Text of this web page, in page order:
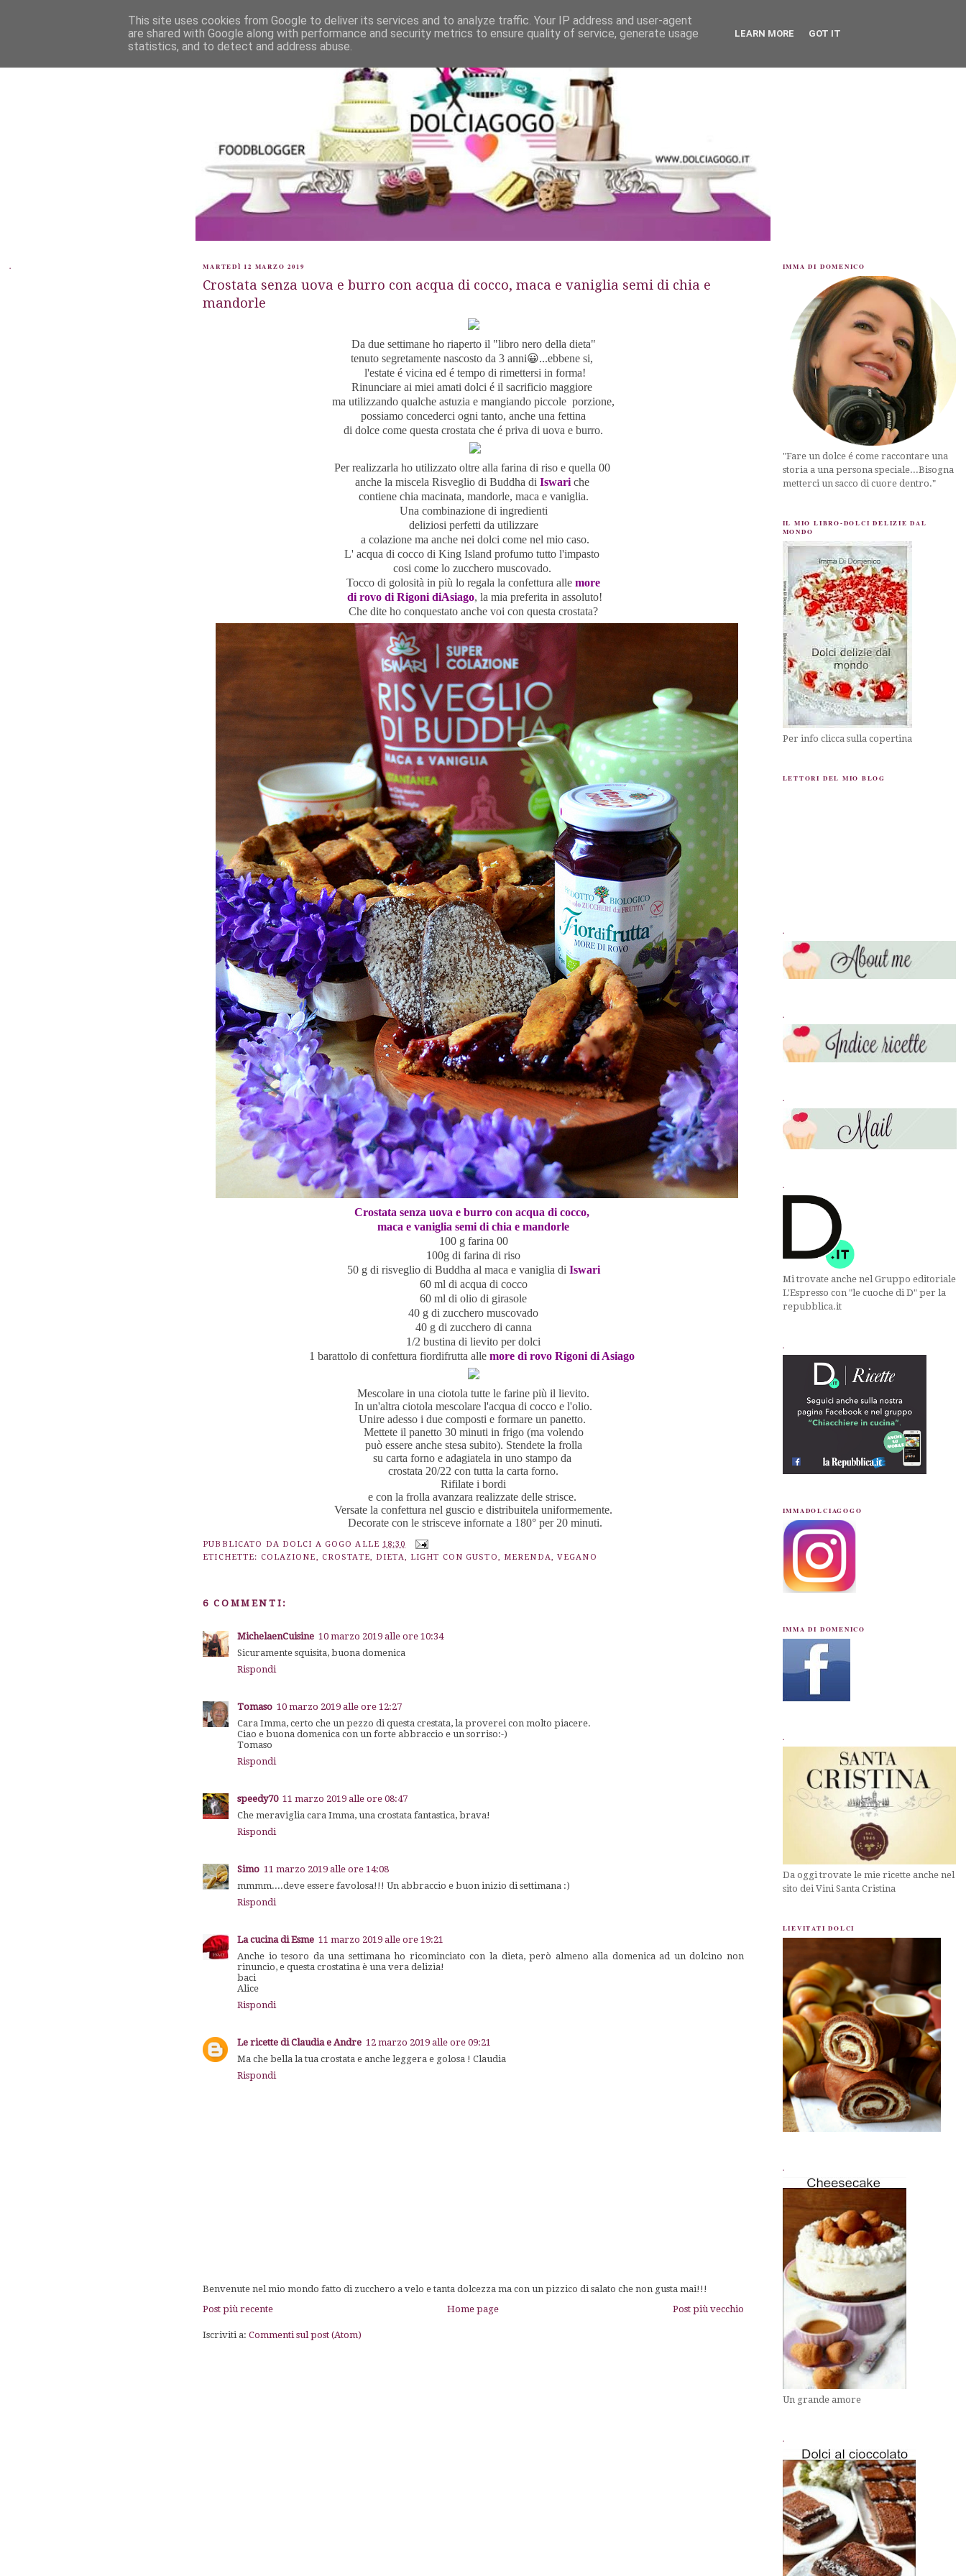
. MARTEDÌ 12 MARZO 2019
Crostata senza uova e burro con acqua di cocco, maca e vaniglia semi di chia e
mandorle
Da due settimane ho riaperto il "libro nero della dieta"
tenuto segretamente nascosto da 3 anni😀...ebbene si,
l'estate é vicina ed é tempo di rimettersi in forma!
Rinunciare ai miei amati dolci é il sacrificio maggiore
ma utilizzando qualche astuzia e mangiando piccole porzione,
possiamo concederci ogni tanto, anche una fettina
di dolce come questa crostata che é priva di uova e burro.
Per realizzarla ho utilizzato oltre alla farina di riso e quella 00
anche la miscela Risveglio di Buddha di Iswari che
contiene chia macinata, mandorle, maca e vaniglia.
Una combinazione di ingredienti
deliziosi perfetti da utilizzare
a colazione ma anche nei dolci come nel mio caso.
L' acqua di cocco di King Island profumo tutto l'impasto
cosi come lo zucchero muscovado.
Tocco di golosità in più lo regala la confettura alle more
di rovo di Rigoni diAsiago, la mia preferita in assoluto!
Che dite ho conquestato anche voi con questa crostata?
Crostata senza uova e burro con acqua di cocco,
maca e vaniglia semi di chia e mandorle
100 g farina 00
100g di farina di riso
50 g di risveglio di Buddha al maca e vaniglia di Iswari
60 ml di acqua di cocco
60 ml di olio di girasole
40 g di zucchero muscovado
40 g di zucchero di canna
1/2 bustina di lievito per dolci
1 barattolo di confettura fiordifrutta allemore di rovo Rigoni di Asiago
Mescolare in una ciotola tutte le farine più il lievito.
In un'altra ciotola mescolare l'acqua di cocco e l'olio.
Unire adesso i due composti e formare un panetto.
Mettete il panetto 30 minuti in frigo (ma volendo
può essere anche stesa subito). Stendete la frolla
su carta forno e adagiatela in uno stampo da
crostata 20/22 con tutta la carta forno.
Rifilate i bordi
e con la frolla avanzara realizzate delle strisce.
Versate la confettura nel guscio e distribuitela uniformemente.
Decorate con le strisceve infornate a 180° per 20 minuti.
PUBBLICATO DA DOLCI A GOGO ALLE 18:30
ETICHETTE: COLAZIONE CROSTATE DIETA LIGHT CON GUSTO MERENDA VEGANO
6 COMMENTI:
MichelaenCuisine 10 marzo 2019 alle ore 10:34
Sicuramente squisita, buona domenica
Rispondi
Tomaso 10 marzo 2019 alle ore 12:27
Cara Imma, certo che un pezzo di questa crestata, la proverei con molto piacere.
Ciao e buona domenica con un forte abbraccio e un sorriso:-)
Tomaso
Rispondi
speedy70 11 marzo 2019 alle ore 08:47
Che meraviglia cara Imma, una crostata fantastica, brava!
Rispondi
Simo 11 marzo 2019 alle ore 14:08
mmmm....deve essere favolosa!!! Un abbraccio e buon inizio di settimana :)
Rispondi
La cucina di Esme 11 marzo 2019 alle ore 19:21
Anche io tesoro da una settimana ho ricominciato con la dieta, però almeno alla domenica ad un dolcino non
rinuncio, e questa crostatina è una vera delizia!
baci
Alice
Rispondi
Le ricette di Claudia e Andre 12 marzo 2019 alle ore 09:21
Ma che bella la tua crostata e anche leggera e golosa ! Claudia
Rispondi
Benvenute nel mio mondo fatto di zucchero a velo e tanta dolcezza ma con un pizzico di salato che non gusta mai!!!
Post più recente
Post più vecchio
Home page
Iscriviti a:Commenti sul post (Atom)
IMMA DI DOMENICO
"Fare un dolce é come raccontare una
storia a una persona speciale...Bisogna
metterci un sacco di cuore dentro."
IL MIO LIBRO-DOLCI DELIZIE DAL
MONDO
Per info clicca sulla copertina
LETTORI DEL MIO BLOG
.
.
.
.
Mi trovate anche nel Gruppo editoriale
L'Espresso con "le cuoche di D" per la
repubblica.it
.
IMMADOLCIAGOGO
IMMA DI DOMENICO
.
Da oggi trovate le mie ricette anche nel
sito dei Vini Santa Cristina
LIEVITATI DOLCI
.
Un grande amore
.
This site uses cookies from Google to deliver its services and to analyze traffic. Your IP address and user-agent
are shared with Google along with performance and security metrics to ensure quality of service, generate usage
statistics, and to detect and address abuse.
LEARN MORE GOT IT